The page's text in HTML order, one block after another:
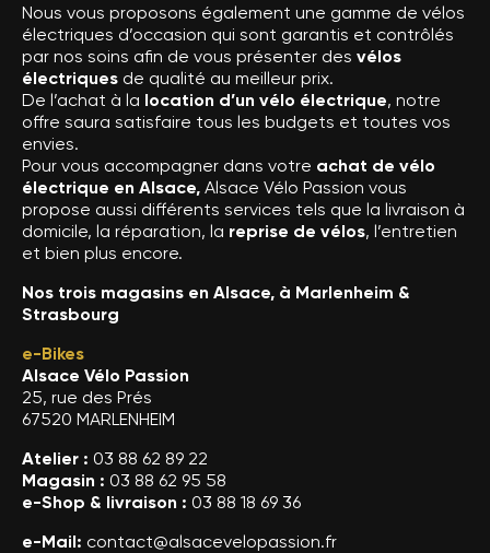
Nous vous proposons également une gamme de vélos
électriques d’occasion qui sont garantis et contrôlés
par nos soins afin de vous présenter des vélos
électriques de qualité au meilleur prix.
De l’achat à la location d’un vélo électrique, notre
offre saura satisfaire tous les budgets et toutes vos
envies.
Pour vous accompagner dans votre achat de vélo
électrique en Alsace, Alsace Vélo Passion vous
propose aussi différents services tels que la livraison à
domicile, la réparation, la reprise de vélos, l’entretien
et bien plus encore.
Nos trois magasins en Alsace, à Marlenheim &
Strasbourg
e-Bikes
Alsace Vélo Passion
25, rue des Prés
67520 MARLENHEIM
Atelier : 03 88 62 89 22
Magasin : 03 88 62 95 58
e-Shop & livraison : 03 88 18 69 36
e-Mail: contact@alsacevelopassion.fr